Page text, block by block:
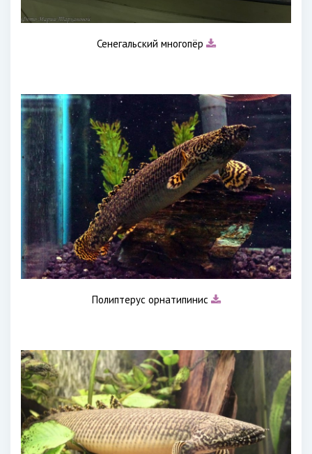
Сенегальский многопёр
Полиптерус орнатипинис